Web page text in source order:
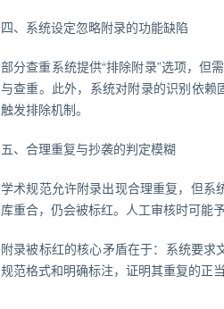
四、系统设定忽略附录的功能缺陷
部分查重系统提供“排除附录”选项，但
与查重。此外，系统对附录的识别依赖
触发排除机制。
五、合理重复与抄袭的判定模糊
学术规范允许附录出现合理重复，但系
库重合，仍会被标红。人工审核时可能
附录被标红的核心矛盾在于：系统要求
规范格式和明确标注，证明其重复的正当